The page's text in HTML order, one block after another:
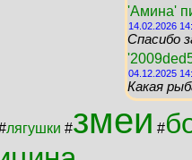
'Амина'
14.02.2026
Спасибо
04.12.2025
Какая
лягушки #змеи #